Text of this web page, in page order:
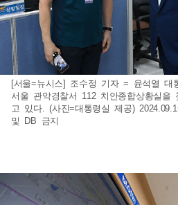
[서울=뉴시스] 조수정 기자 = 윤석열 대
서울 관악경찰서 112 치안종합상황실을
고 있다. (사진=대통령실 제공)
및 DB 금지